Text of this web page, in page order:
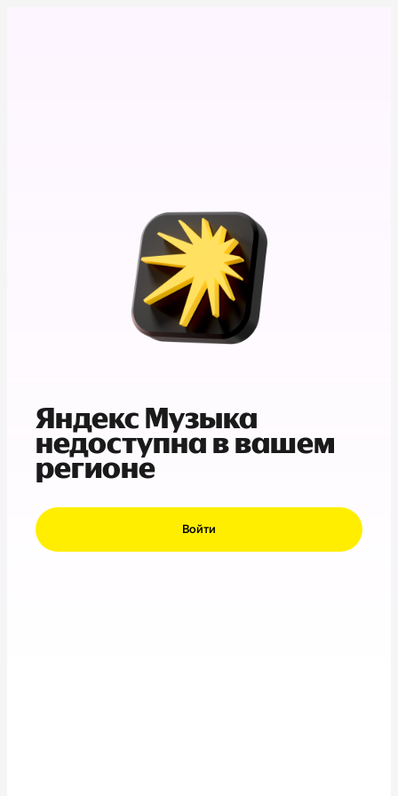
Яндекс Музыка
недоступна в вашем
регионе
Войти